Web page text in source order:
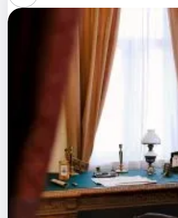
Стендап
Площадки
Артисты
Рейтинги